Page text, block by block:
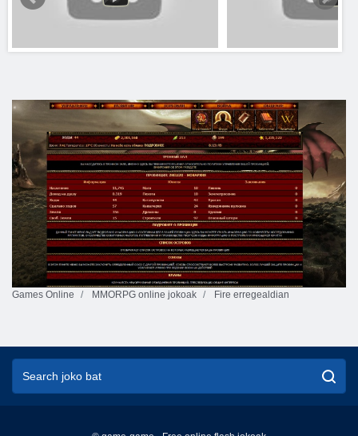
Games Online MMORPG online jokoak Fire erregealdian